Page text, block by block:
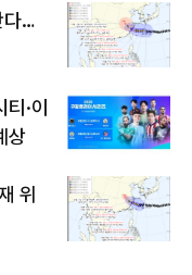
다…
·이
상
위